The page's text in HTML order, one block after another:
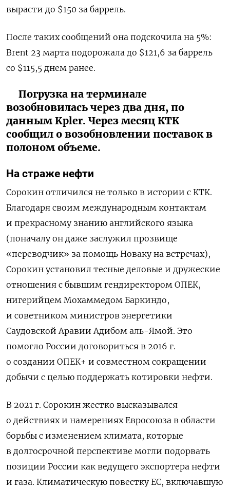
вырасти до $150 за баррель.
После таких сообщений она подскочила на 5%:
Brent 23 марта подорожала до $121,6 за баррель
со $115,5 днем ранее.
Погрузка на терминале
возобновилась через два дня, по
данным Kpler. Через месяц КТК
сообщил о возобновлении поставок в
полоном объеме.
На страже нефти
Сорокин отличился не только в истории с КТК.
Благодаря своим международным контактам
и прекрасному знанию английского языка
(поначалу он даже заслужил прозвище
«переводчик» за помощь Новаку на встречах),
Сорокин установил тесные деловые и дружеские
отношения с бывшим гендиректором ОПЕК,
нигерийцем Мохаммедом Баркиндо,
и советником министров энергетики
Саудовской Аравии Адибом аль-Ямой. Это
помогло России договориться в 2016 г.
о создании ОПЕК+ и совместном сокращении
добычи с целью поддержать котировки нефти.
В 2021 г. Сорокин жестко высказывался
о действиях и намерениях Евросоюза в области
борьбы с изменением климата, которые
в долгосрочной перспективе могли подорвать
позиции России как ведущего экспортера нефти
и газа. Климатическую повестку ЕС, включавшую